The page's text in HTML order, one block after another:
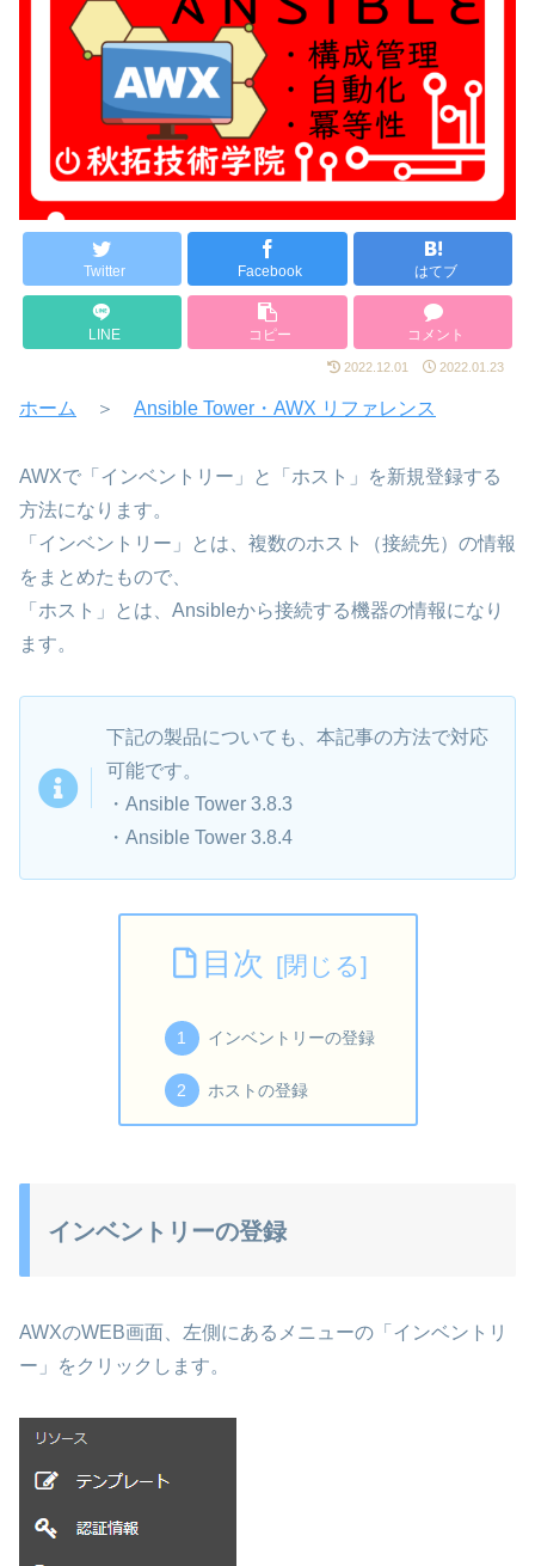
Twitter Facebook はてブ
LINE コピー コメント
2022.12.01 2022.01.23
ホーム ＞ Ansible Tower・AWX リファレンス
AWXで「インベントリー」と「ホスト」を新規登録する
方法になります。
「インベントリー」とは、複数のホスト（接続先）の情報
をまとめたもので、
「ホスト」とは、Ansibleから接続する機器の情報になり
ます。
下記の製品についても、本記事の方法で対応
可能です。
・Ansible Tower 3.8.3
・Ansible Tower 3.8.4
目次
インベントリーの登録
ホストの登録
インベントリーの登録
AWXのWEB画面、左側にあるメニューの「インベントリ
ー」をクリックします。